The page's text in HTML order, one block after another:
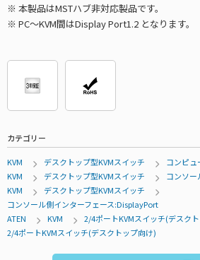
※ 本製品はMSTハブ非対応製品です。
※ PC～KVM間はDisplay Port1.2 となります。
カテゴリー
KVM デスクトップ型KVMスイッチ
コンピュ
KVM
デスクトップ型KVMスイッチ
コンソー
KVM
デスクトップ型KVMスイッチ
コンソール側インターフェース:DisplayPort
ATEN
KVM
2/4ポートKVMスイッチ(デスク
2/4ポートKVMスイッチ(デスクトップ向け)